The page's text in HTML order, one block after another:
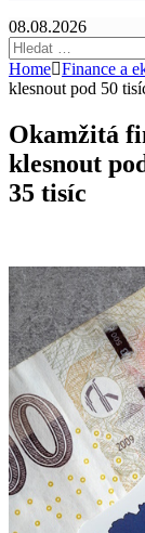
08.08.2026
Vyhledávání
Home Finance a
klesnout pod 50
Okamžitá
klesnout
35 tisíc